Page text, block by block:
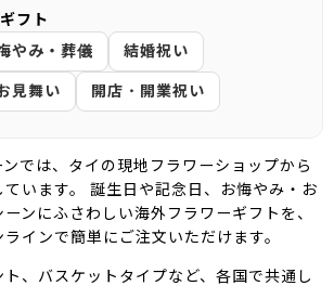
フト
やみ・葬儀
結婚祝い
見舞い 開店・開業祝い
では、タイの現地フラワーショップから
います。 誕生日や記念日、お悔やみ・お
ンにふさわしい海外フラワーギフトを、
インで簡単にご注文いただけます。
、バスケットタイプなど、各国で共通し